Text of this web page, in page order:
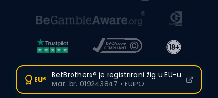
EU® BetBrothers® je registrirani žig u EU-u
Mat. br. 019243847 • EUIPO